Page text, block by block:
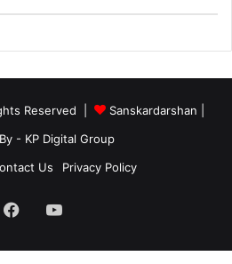
Reserved | Sanskardarshan
- KP Digital Group
Us Privacy Policy
FacebookYouTube